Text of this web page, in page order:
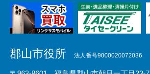
郡山市役所 法人番号9000020072036